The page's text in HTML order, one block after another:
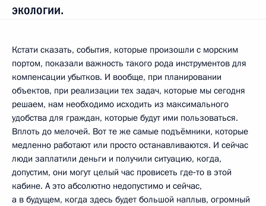
экологии.
Кстати сказать, события, которые произошли с морским
портом, показали важность такого рода инструментов для
компенсации убытков. И вообще, при планировании
объектов, при реализации тех задач, которые мы сегодня
решаем, нам необходимо исходить из максимального
удобства для граждан, которые будут ими пользоваться.
Вплоть до мелочей. Вот те же самые подъёмники, которые
медленно работают или просто останавливаются. И сейчас
люди заплатили деньги и получили ситуацию, когда,
допустим, они могут целый час провисеть где‑то в этой
кабине. А это абсолютно недопустимо и сейчас,
а в будущем, когда здесь будет большой наплыв, огромный